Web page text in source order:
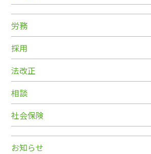
労務
採用
法改正
相談
社会保険
お知らせ